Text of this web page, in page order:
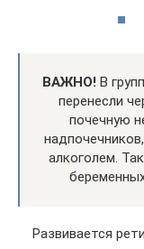
ВАЖНО! В
перенесли
почечную
алкоголем.
Развивается